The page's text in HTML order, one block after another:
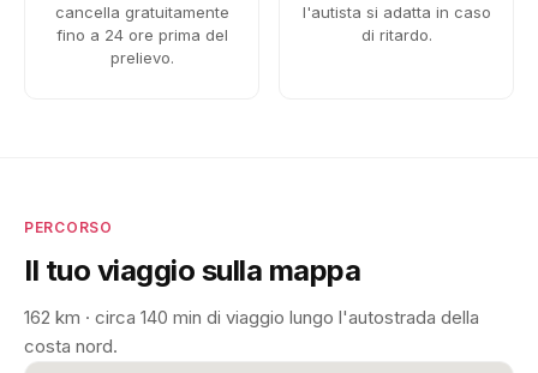
cancella gratuitamente
fino a 24 ore prima del
prelievo.
l'autista si adatta in caso
di ritardo.
PERCORSO
Il tuo viaggio sulla mappa
162 km · circa 140 min di viaggio lungo l'autostrada della
costa nord.